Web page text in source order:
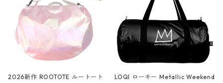
2026新作 ROOTOTE ルートート
LOQI ローキー Metallic Weekend